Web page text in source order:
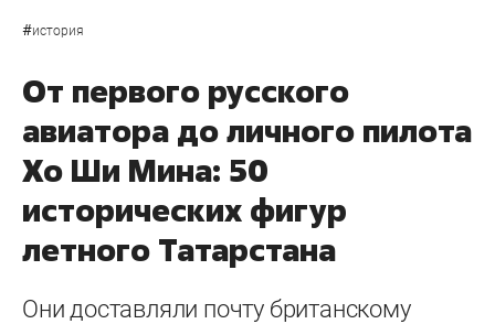
#история
От первого русского
авиатора до личного пилота
Хо Ши Мина: 50
исторических фигур
летного Татарстана
Они доставляли почту британскому